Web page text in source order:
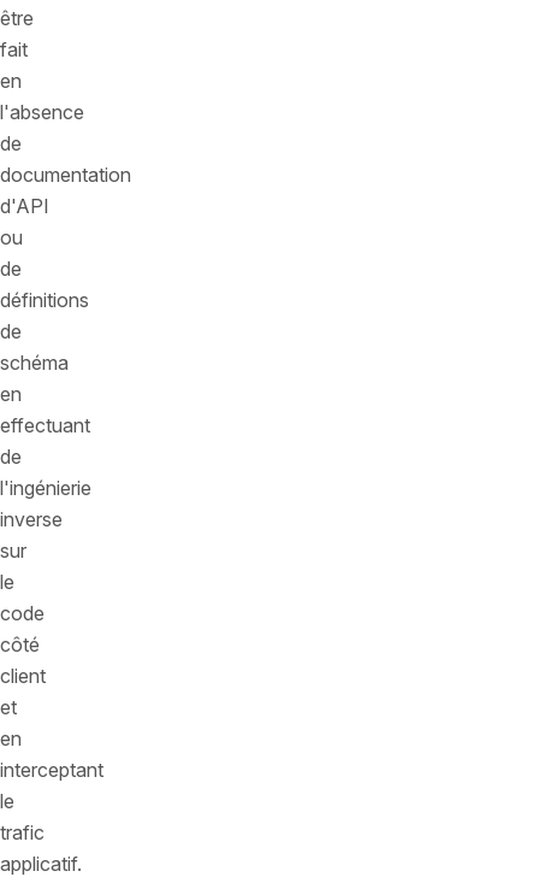
être
fait
en
l'absence
de
documentation
d'API
ou
de
définitions
de
schéma
en
effectuant
de
l'ingénierie
inverse
sur
le
code
côté
client
et
en
interceptant
le
trafic
applicatif.